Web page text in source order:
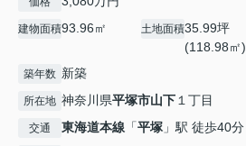
建物面積93.96㎡ 土地面積35.99坪
(118.98㎡)
築年数 新築
所在地 神奈川県平塚市山下 １丁目
交通 東海道本線 「平塚 」駅 徒歩40分